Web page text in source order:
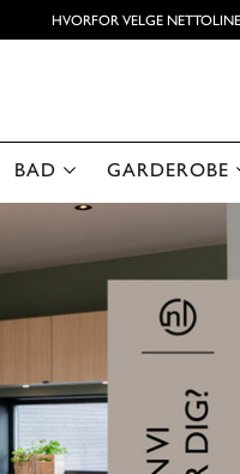
HVORFOR VELGE NETTOLINE
BAD GARDEROBE